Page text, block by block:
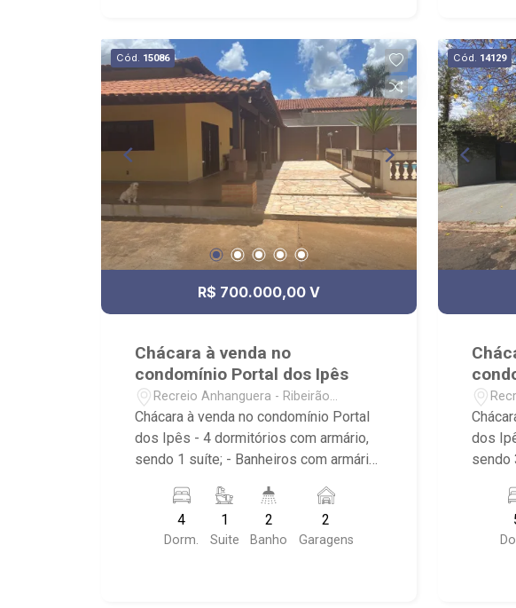
Cód. 15086
R$ 700.000,00 V
Chácara à venda no
condomínio Portal dos Ipês
Recreio Anhanguera - Ribeirão
Preto/SP
Chácara à venda no condomínio Portal
dos Ipês - 4 dormitórios com armário,
sendo 1 suíte; - Banheiros com armário;
serviço; - Churrasqueira; - Piscina; -
Vestiário; - Condomínio com portaria
24h; - Imóvel localizado próximo a
4
Dorm.
1
Suite
2
Banho
2
Garagens
Cód. 14129
dos
sendo
-